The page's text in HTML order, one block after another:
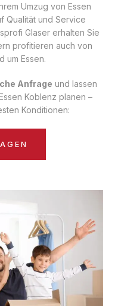
Umzug von Essen
Qualität und Service
Glaser erhalten Sie
profitieren auch von
um Essen.
Anfrage und lassen
Koblenz planen –
Konditionen: